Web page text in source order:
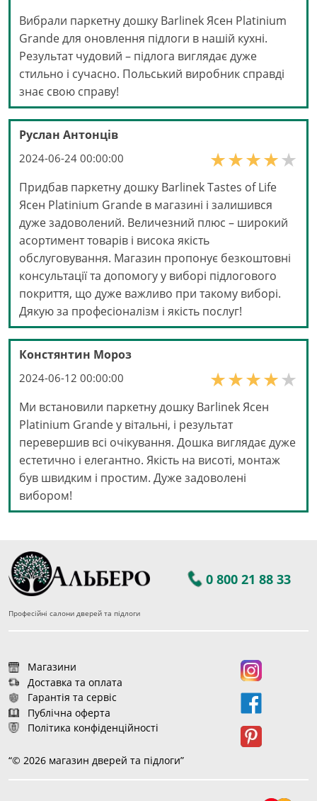
Вибрали паркетну дошку Barlinek Ясен Platinium
Grande для оновлення підлоги в нашій кухні.
Результат чудовий – підлога виглядає дуже
стильно і сучасно. Польський виробник справді
знає свою справу!
Руслан Антонців
2024-06-24 00:00:00
Придбав паркетну дошку Barlinek Tastes of Life
Ясен Platinium Grande в магазині і залишився
дуже задоволений. Величезний плюс – широкий
асортимент товарів і висока якість
обслуговування. Магазин пропонує безкоштовні
консультації та допомогу у виборі підлогового
покриття, що дуже важливо при такому виборі.
Дякую за професіоналізм і якість послуг!
Констянтин Мороз
2024-06-12 00:00:00
Ми встановили паркетну дошку Barlinek Ясен
Platinium Grande у вітальні, і результат
перевершив всі очікування. Дошка виглядає дуже
естетично і елегантно. Якість на висоті, монтаж
був швидким і простим. Дуже задоволені
вибором!
0 800 21 88 33
Професійні салони дверей та підлоги
Магазини
Доставка та оплата
Гарантія та сервіс
Публічна оферта
Політика конфіденційності
“© 2026 магазин дверей та підлоги”